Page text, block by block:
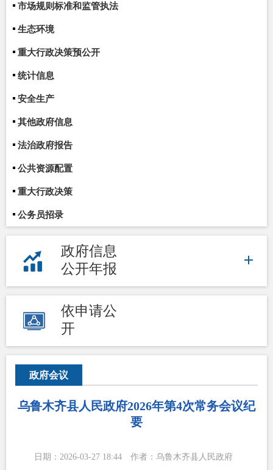
市场规则标准和监管执法
生态环境
重大行政决策预公开
统计信息
安全生产
其他政府信息
法治政府报告
公共资源配置
重大行政决策
公务员招录
政府信息
公开年报
依申请公
开
政府会议
乌鲁木齐县人民政府2026年第4次常务会议纪
要
日期：2026-03-27 18:44 作者：乌鲁木齐县人民政府